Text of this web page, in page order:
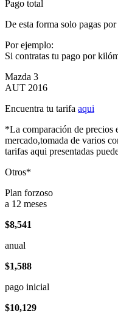
Pago total
De esta forma solo pagas
Por ejemplo:
Si contratas tu pago por
Mazda 3
AUT 2016
Encuentra tu tarifa aqui
*La comparación de precios
mercado,tomada de varios
tarifas aqui presentadas
Otros*
Plan forzoso
a 12 meses
$8,541
anual
$1,588
pago inicial
$10,129